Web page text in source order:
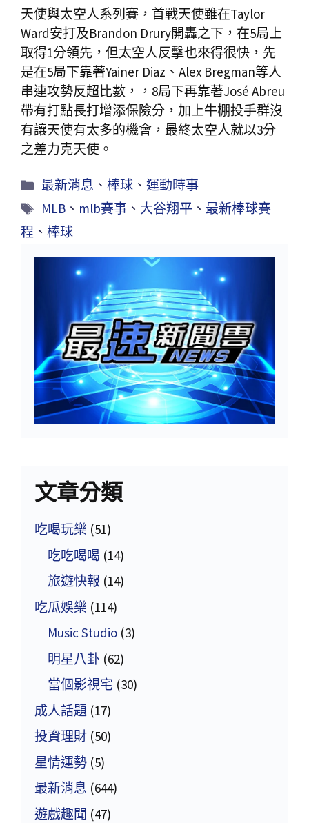
天使與太空人系列賽，首戰天使雖在Taylor
Ward安打及Brandon Drury開轟之下，在5局上
取得1分領先，但太空人反擊也來得很快，先
是在5局下靠著Yainer Diaz、Alex Bregman等人
串連攻勢反超比數，，8局下再靠著José Abreu
帶有打點長打增添保險分，加上牛棚投手群沒
有讓天使有太多的機會，最終太空人就以3分
之差力克天使。
最新消息 、棒球 、運動時事
MLB 、 mlb賽事 、 大谷翔平 、最新棒球賽
程 、 棒球
文章分類
吃喝玩樂 (51)
吃吃喝喝 (14)
旅遊快報 (14)
吃瓜娛樂 (114)
Music Studio (3)
明星八卦 (62)
當個影視宅 (30)
成人話題 (17)
投資理財 (50)
星情運勢 (5)
最新消息 (644)
遊戲趣聞 (47)